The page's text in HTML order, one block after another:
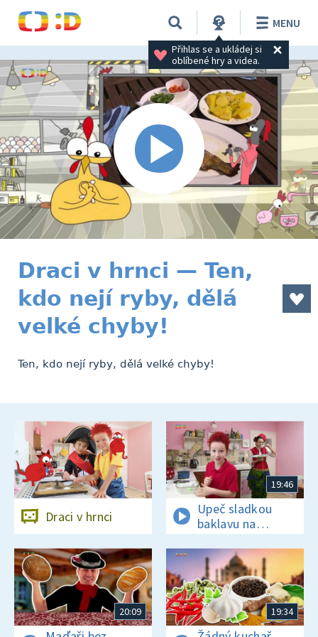
Přihlas se a ukládej si
oblíbené hry a videa.
MENU
Draci v hrnci — Ten,
kdo nejí ryby, dělá
velké chyby!
Ten, kdo nejí ryby, dělá velké chyby!
Draci v hrnci
19:46
Upeč sladkou
baklavu na
tureckou oslavu
20:09 19:34